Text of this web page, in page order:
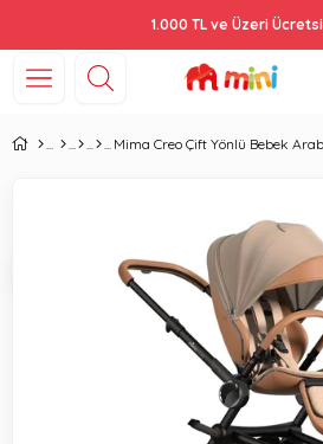
1.000 TL ve Üzeri
Mima Creo Çift Yönlü Bebek